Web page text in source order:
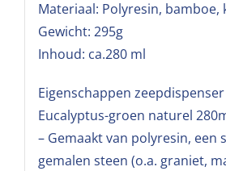
Materiaal: Polyresin, bamboe,
Gewicht: 295g
Inhoud: ca.280 ml
Eigenschappen
Eucalyptus-groen naturel
– Gemaakt van polyresin, een
gemalen steen (o.a. graniet,